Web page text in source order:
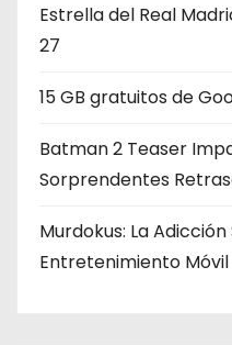
Estrella del Real
27
15 GB gratuitos de
Batman 2 Teaser
Sorprendentes
Murdokus: La
Entretenimiento Móvil